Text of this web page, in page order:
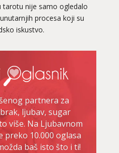
tarotu nije samo ogledalo
procesa koji su
iskustvo.
partnera za
ljubav, sugar
više. Na Ljubavnom
preko 10.000 oglasa
baš isto što i ti!